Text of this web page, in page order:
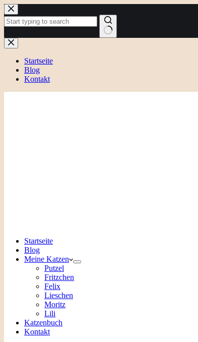
Zum
Inhalt
springen
Keine
Ergebnisse
Startseite
Blog
Kontakt
Startseite
Blog
Meine Katzen
Putzel
Fritzchen
Felix
Lieschen
Moritz
Lili
Katzenbuch
Kontakt